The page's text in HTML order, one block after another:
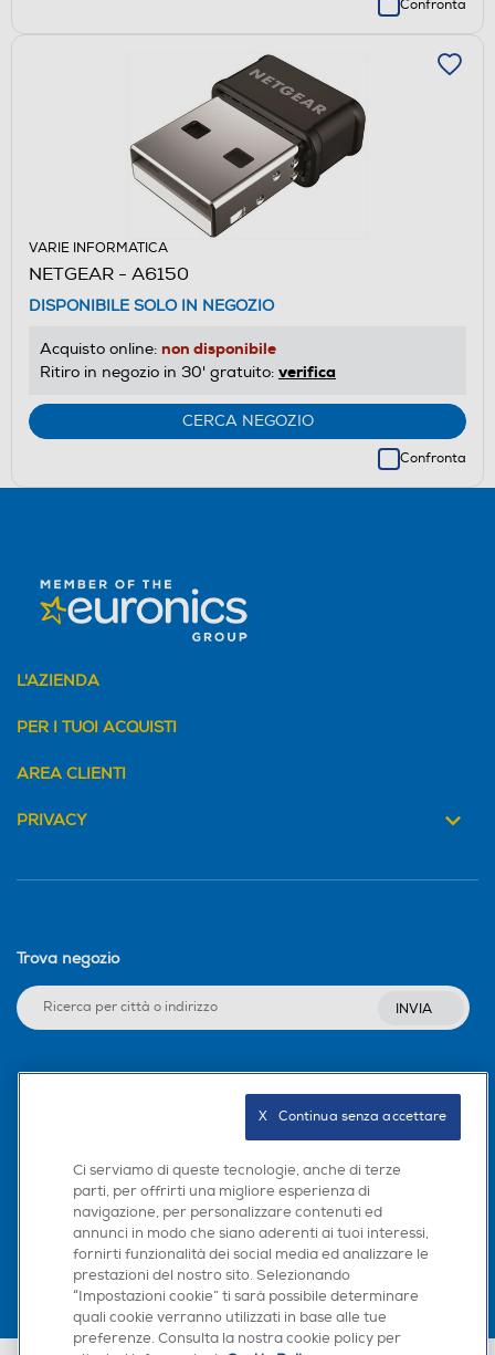
Confronta
VARIE INFORMATICA
NETGEAR - A6150
DISPONIBILE SOLO IN NEGOZIO
Acquisto online: non disponibile
Ritiro in negozio in 30' gratuito: verifica
CERCA NEGOZIO
Confronta
L'AZIENDA
PER I TUOI ACQUISTI
AREA CLIENTI
PRIVACY
Trova negozio
INVIA
Scarica la nostra app
Ci serviamo di queste tecnologie, anche di terze
parti, per offrirti una migliore esperienza di
navigazione, per personalizzare contenuti ed
annunci in modo che siano aderenti ai tuoi interessi,
fornirti funzionalità dei social media ed analizzare le
prestazioni del nostro sito. Selezionando
“Impostazioni cookie” ti sarà possibile determinare
quali cookie verranno utilizzati in base alle tue
preferenze. Consulta la nostra cookie policy per
X   Continua senza accettare